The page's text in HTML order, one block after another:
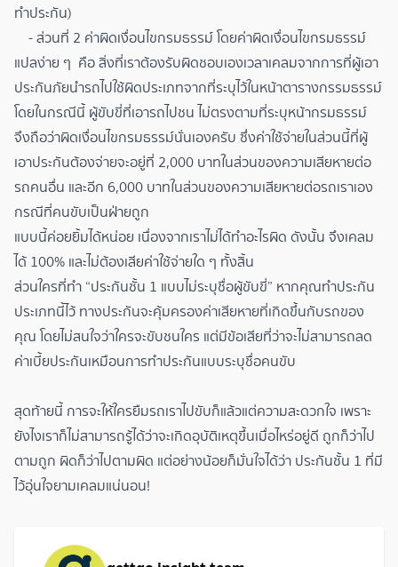
ทำประกัน)​
- ส่วนที่ 2 ค่าผิดเงื่อนไขกรมธรรม์ โดยค่าผิดเงื่อนไขกรมธรรม์
แปลง่าย ๆ ​ คือ สิ่งที่เราต้องรับผิดชอบเองเวลาเคลมจากการที่ผู้เอา
ประกันภัยนำรถไปใช้ผิดประเภทจากที่ระบุไว้ในหน้าตารางกรรมธรรม์
โดยในกรณีนี้ ผู้ขับขี่ที่เอารถไปชน ไม่ตรงตามที่ระบุหน้ากรมธรรม์
จึงถือว่าผิดเงื่อนไขกรมธรรม์นั่นเองครับ ซึ่งค่าใช้จ่ายในส่วนนี้ที่ผู้
เอาประกันต้องจ่ายจะอยู่ที่ 2,000 บาทในส่วนของความเสียหายต่อ
รถคนอื่น และอีก 6,000 บาทในส่วนของความเสียหายต่อรถเราเอง​
กรณีที่คนขับเป็นฝ่ายถูก
แบบนี้ค่อยยิ้มได้หน่อย เนื่องจากเราไม่ได้ทำอะไรผิด ดังนั้น จึงเคลม
ได้ 100% และไม่ต้องเสียค่าใช้จ่ายใด ๆ ทั้งสิ้น​
ส่วนใครที่ทำ “ประกันชั้น 1 แบบไม่ระบุชื่อผู้ขับขี่” หากคุณทำประกัน
ประเภทนี้ไว้ ทางประกันจะคุ้มครองค่าเสียหายที่เกิดขึ้นกับรถของ
คุณ โดยไม่สนใจว่าใครจะขับชนใคร แต่มีข้อเสียที่ว่าจะไม่สามารถลด
ค่าเบี้ยประกันเหมือนการทำประกันแบบระบุชื่อคนขับ​
สุดท้ายนี้ การจะให้ใครยืมรถเราไปขับก็แล้วแต่ความสะดวกใจ เพราะ
ยังไงเราก็ไม่สามารถรู้ได้ว่าจะเกิดอุบัติเหตุขึ้นเมื่อไหร่อยู่ดี ถูกก็ว่าไป
ตามถูก ผิดก็ว่าไปตามผิด แต่อย่างน้อยก็มั่นใจได้ว่า ประกันชั้น 1 ที่มี
ไว้อุ่นใจยามเคลมแน่นอน!​